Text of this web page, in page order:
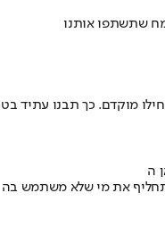
שתשתפו אותנו
מוקדם. כך תבנו עתיד